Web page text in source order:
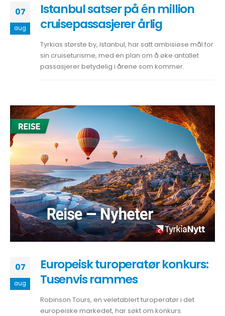
07
aug
Istanbul satser på én million
cruisepassasjerer årlig
Tyrkias største by, Istanbul, har satt ambisiøse mål for
sin cruiseturisme, med en plan om å øke antallet
passasjerer betydelig i årene som kommer.
07
aug
Europeisk turoperatør konkurs:
Tusenvis rammes
Robinson Tours, en veletablert turoperatør i det
europeiske markedet, har søkt om konkurs.